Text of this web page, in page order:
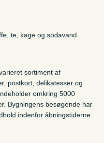
te, kage og sodavand.
sortiment af
postkort, delikatesser og
omkring 5000
Bygningens besøgende har
indenfor åbningstiderne